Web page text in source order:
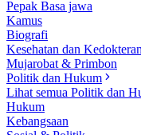
Pepak Basa jawa
Kamus
Biografi
Kesehatan dan Kedokteran
Mujarobat & Primbon
Politik dan Hukum
Lihat semua Politik dan
Hukum
Kebangsaan